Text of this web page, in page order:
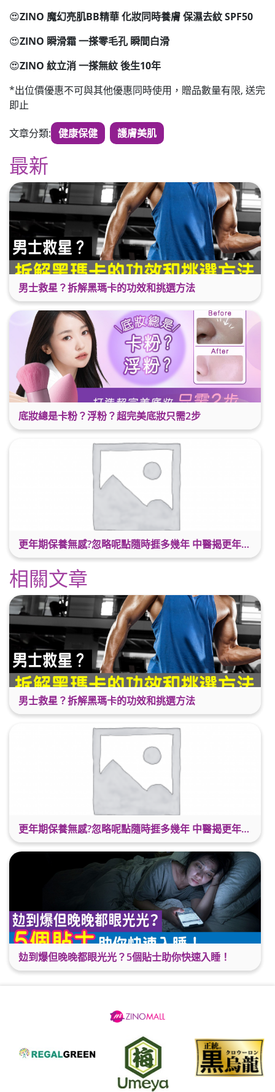
😍ZINO 魔幻亮肌BB精華化妝同時養膚 保濕去紋 SPF50
😍ZINO 瞬滑霜一搽零毛孔 瞬間白滑
😍ZINO 紋立消一搽無紋 後生10年
*出位價優惠不可與其他優惠同時使用，贈品數量有限, 送完
即止
文章分類: 健康保健 護膚美肌
最新
男士救星？拆解黑瑪卡的功效和挑選方法
底妝總是卡粉？浮粉？超完美底妝只需2步
更年期保養無感?忽略呢點隨時捱多幾年 中醫揭更年保養關鍵 輕鬆舒適渡過更年期
相關文章
男士救星？拆解黑瑪卡的功效和挑選方法
更年期保養無感?忽略呢點隨時捱多幾年 中醫揭更年保養關鍵 輕鬆舒適渡過更年期
攰到爆但晚晚都眼光光？5個貼士助你快速入睡！